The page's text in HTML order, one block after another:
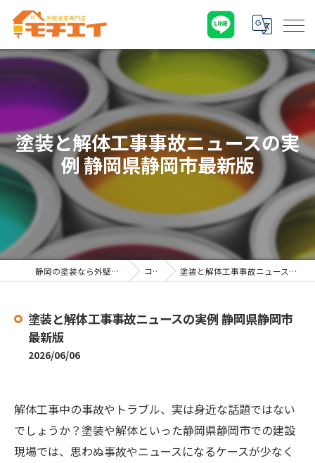
塗装と解体工事事故ニュースの実
例 静岡県静岡市最新版
静岡の塗装なら外壁塗装専門店 モチエイ コラム 塗装と解体工事事故ニュースの実例 静岡県静岡市最新版
塗装と解体工事事故ニュースの実例 静岡県静岡市
最新版
2026/06/06
解体工事中の事故やトラブル、実は身近な話題ではない
でしょうか？塗装や解体といった静岡県静岡市での建設
現場では、思わぬ事故やニュースになるケースが少なく